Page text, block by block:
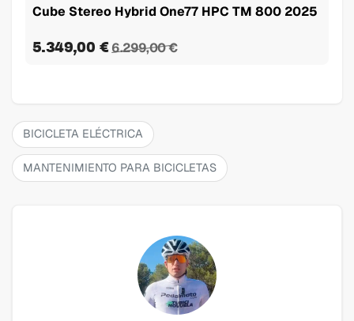
Cube Stereo Hybrid One77 HPC TM 800 2025
5.349,00 € 6.299,00 €
BICICLETA ELÉCTRICA
MANTENIMIENTO PARA BICICLETAS